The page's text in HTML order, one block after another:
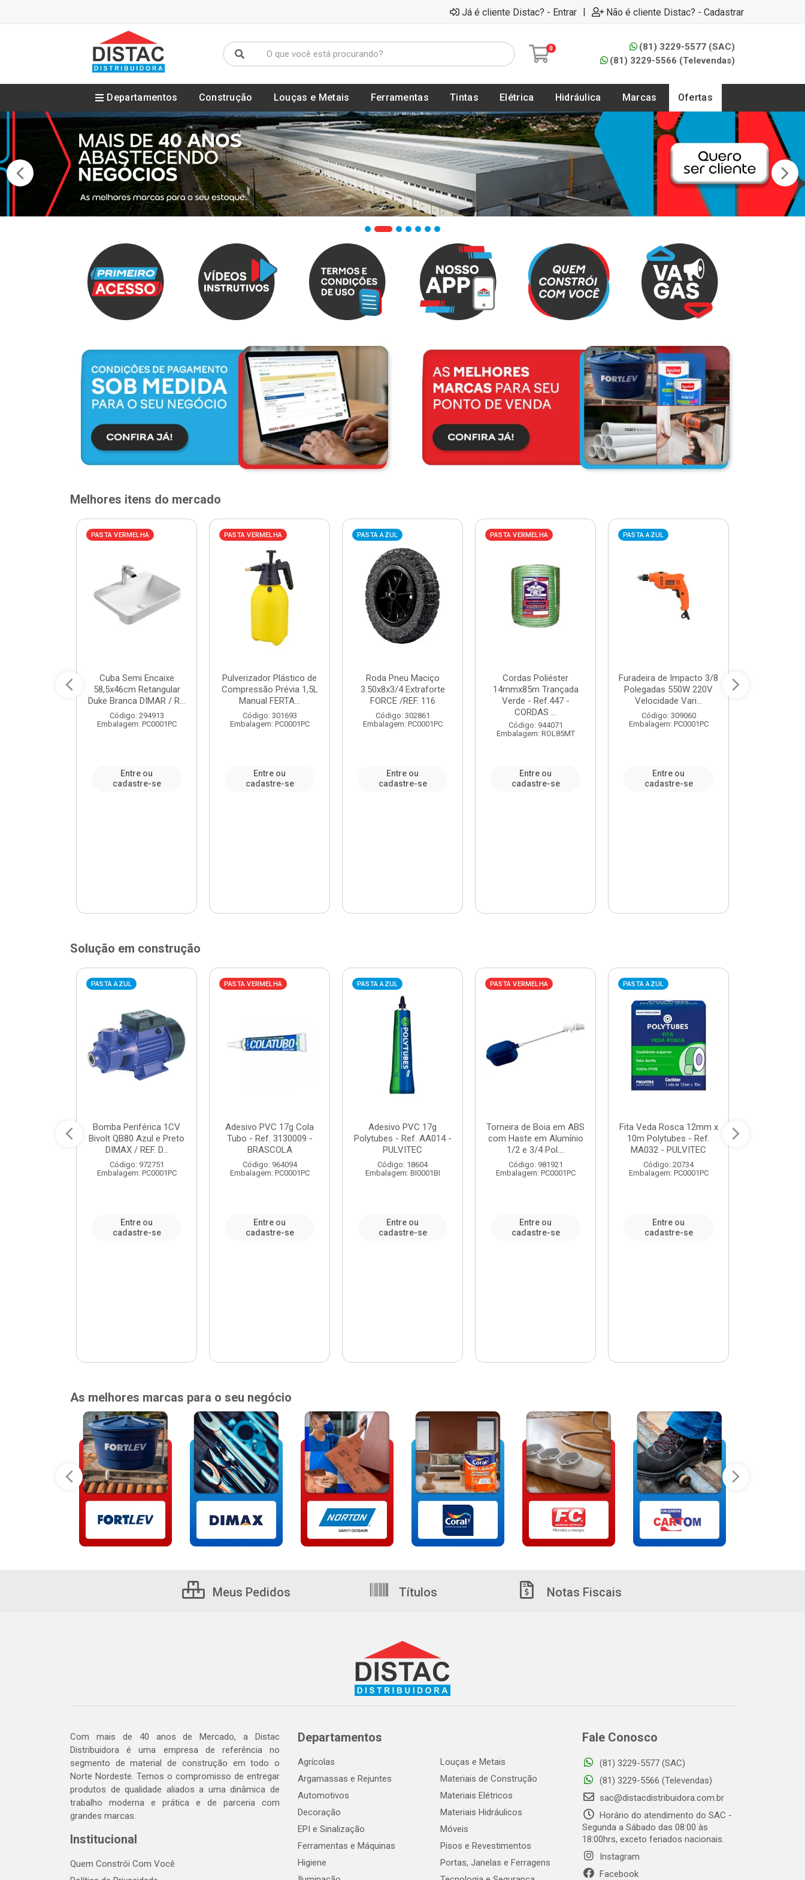
Já é cliente Distac? - Entrar | Não é cliente Distac? - Cadastrar
0
(81) 3229-5577 (SAC)
(81) 3229-5566 (Televendas)
Departamentos Construção Louças e Metais Ferramentas Tintas Elétrica Hidráulica Marcas Ofertas
Melhores itens do mercado
PASTA VERMELHA
Cuba Semi Encaixe
58,5x46cm Retangular
Duke Branca DIMAR / R...
Código: 294913
Embalagem: PC0001PC
Entre ou
cadastre-se
PASTA VERMELHA
Pulverizador Plástico de
Compressão Prévia 1,5L
Manual FERTA...
Código: 301693
Embalagem: PC0001PC
Entre ou
cadastre-se
PASTA AZUL
Roda Pneu Maciço
3.50x8x3/4 Extraforte
FORCE /REF. 116
Código: 302861
Embalagem: PC0001PC
Entre ou
cadastre-se
PASTA VERMELHA
Cordas Poliéster
14mmx85m Trançada
Verde - Ref.447 -
CORDAS ...
Código: 944071
Embalagem: ROL85MT
Entre ou
cadastre-se
PASTA AZUL
Furadeira de Impacto 3/8
Polegadas 550W 220V
Velocidade Vari...
Código: 309060
Embalagem: PC0001PC
Entre ou
cadastre-se
Solução em construção
PASTA AZUL
Bomba Periférica 1CV
Bivolt QB80 Azul e Preto
DIMAX / REF. D...
Código: 972751
Embalagem: PC0001PC
Entre ou
cadastre-se
PASTA VERMELHA
Adesivo PVC 17g Cola
Tubo - Ref. 3130009 -
BRASCOLA
Código: 964094
Embalagem: PC0001PC
Entre ou
cadastre-se
PASTA AZUL
Adesivo PVC 17g
Polytubes - Ref. AA014 -
PULVITEC
Código: 18604
Embalagem: BI0001BI
Entre ou
cadastre-se
PASTA VERMELHA
Torneira de Boia em ABS
com Haste em Alumínio
1/2 e 3/4 Pol....
Código: 981921
Embalagem: PC0001PC
Entre ou
cadastre-se
PASTA AZUL
Fita Veda Rosca 12mm x
10m Polytubes - Ref.
MA032 - PULVITEC
Código: 20734
Embalagem: PC0001PC
Entre ou
cadastre-se
As melhores marcas para o seu negócio
Meus Pedidos Títulos Notas Fiscais
Com mais de 40 anos de Mercado, a Distac
Distribuidora é uma empresa de referência no
segmento de material de construção em todo o
Norte Nordeste. Temos o compromisso de entregar
produtos de qualidade aliados a uma dinâmica de
trabalho moderna e prática e de parceria com
grandes marcas.
Institucional
Quem Constrói Com Você
Departamentos
Agrícolas
Argamassas e Rejuntes
Automotivos
Decoração
EPI e Sinalização
Ferramentas e Máquinas
Higiene
Louças e Metais
Materiais de Construção
Materiais Elétricos
Materiais Hidráulicos
Móveis
Pisos e Revestimentos
Portas, Janelas e Ferragens
Fale Conosco
(81) 3229-5577 (SAC)
(81) 3229-5566 (Televendas)
sac@distacdistribuidora.com.br
Horário do atendimento do SAC -
Segunda a Sábado das 08:00 às
18:00hrs, exceto feriados nacionais.
Instagram
Facebook